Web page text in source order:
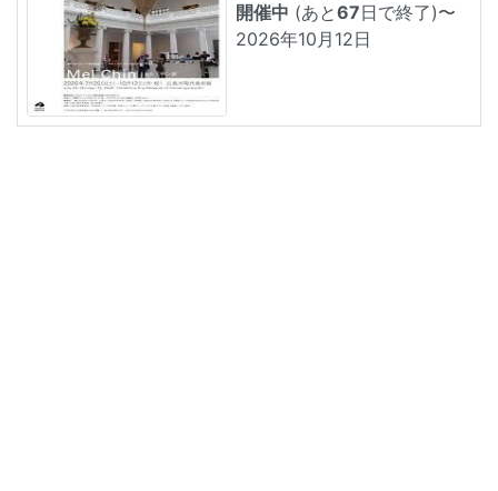
開催中 (あと67日で終了)〜
2026年10月12日